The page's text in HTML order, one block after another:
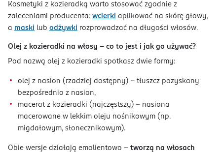
Kosmetyki z kozieradką warto stosować zgodnie z
zaleceniami producenta: wcierki aplikować na skórę głowy,
a maski lub odżywki rozprowadzać na długości włosów.
Olej z kozieradki na włosy – co to jest i jak go używać?
Pod nazwą olej z kozieradki spotkasz dwie formy:
olej z nasion (rzadziej dostępny) – tłuszcz pozyskany
bezpośrednio z nasion,
macerat z kozieradki (najczęstszy) – nasiona
macerowane w lekkim oleju nośnikowym (np.
migdałowym, słonecznikowym).
Obie wersje działają emolientowo – tworzą na włosach